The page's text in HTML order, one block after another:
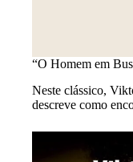
“O Homem em
Neste clássico,
descreve como